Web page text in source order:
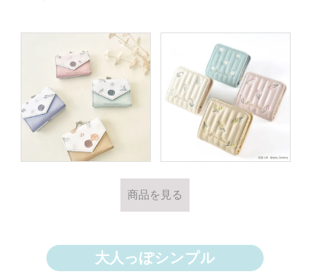
商品を見る
大人っぽシンプル